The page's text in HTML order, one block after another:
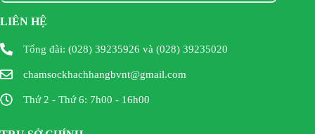
LIÊN HỆ
Tổng đài: (028) 39235926 và (028) 39235020
chamsockhachhangbvnt@gmail.com
Thứ 2 - Thứ 6: 7h00 - 16h00